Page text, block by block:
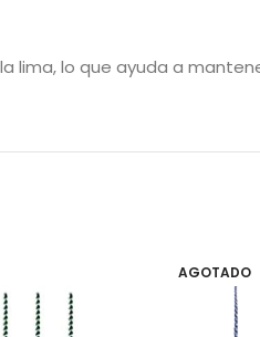
lo que ayuda a
AGOTADO